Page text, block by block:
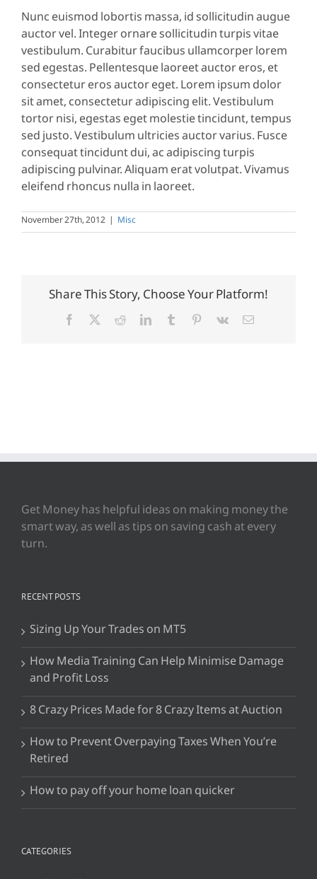
Nunc euismod lobortis massa, id sollicitudin augue
auctor vel. Integer ornare sollicitudin turpis vitae
vestibulum. Curabitur faucibus ullamcorper lorem
sed egestas. Pellentesque laoreet auctor eros, et
consectetur eros auctor eget. Lorem ipsum dolor
sit amet, consectetur adipiscing elit. Vestibulum
tortor nisi, egestas eget molestie tincidunt, tempus
sed justo. Vestibulum ultricies auctor varius. Fusce
consequat tincidunt dui, ac adipiscing turpis
adipiscing pulvinar. Aliquam erat volutpat. Vivamus
eleifend rhoncus nulla in laoreet.
November 27th, 2012 | Misc
Share This Story, Choose Your Platform!
Facebook RedditLinkedInTumblr Pinterest
Vk Email
Get Money has helpful ideas on making money the
smart way, as well as tips on saving cash at every
turn.
RECENT POSTS
Sizing Up Your Trades on MT5
How Media Training Can Help Minimise Damage
and Profit Loss
8 Crazy Prices Made for 8 Crazy Items at Auction
How to Prevent Overpaying Taxes When You’re
Retired
How to pay off your home loan quicker
CATEGORIES